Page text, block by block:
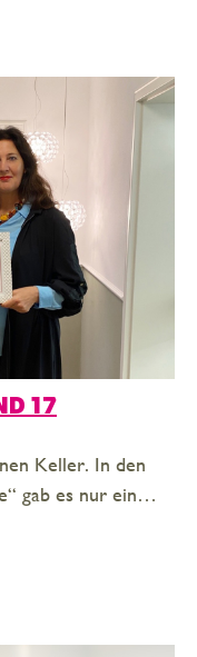
17
Keller. In den
gab es nur ein…